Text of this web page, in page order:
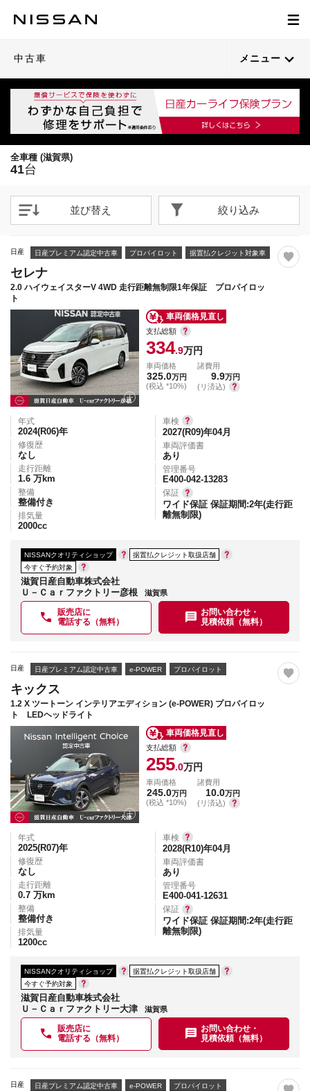
中古車 メニュー
全車種 (滋賀県)
41台
並び替え 絞り込み
78
閉じる
日産 日産プレミアム認定中古車 プロパイロット 据置払クレジット対象車
セレナ
2.0 ハイウェイスターV 4WD 走行距離無制限1年保証 プロパイロッ
ト
車両価格見直し
支払総額
334.9万円
車両価格
325.0万円
(税込 *10%)
諸費用
9.9万円
(リ済込)
年式
2024(R06)年
修復歴
なし
走行距離
1.6 万km
整備
整備付き
排気量
2000cc
車検
2027(R09)年04月
車両評価書
あり
管理番号
E400-042-13283
保証
ワイド保証 保証期間:2年(走行距
離無制限)
NISSANクオリティショップ
据置払クレジット取扱店舗
今すぐ予約対象
滋賀日産自動車株式会社
Ｕ－Ｃａｒファクトリー彦根
滋賀県
販売店に
電話する（無料）
お問い合わせ・
見積依頼（無料）
63
閉じる
日産 日産プレミアム認定中古車 e-POWER プロパイロット
キックス
1.2 X ツートーン インテリアエディション (e-POWER) プロパイロッ
ト LEDヘッドライト
車両価格見直し
支払総額
255.0万円
車両価格
245.0万円
(税込 *10%)
諸費用
10.0万円
(リ済込)
年式
2025(R07)年
修復歴
なし
走行距離
0.7 万km
整備
整備付き
排気量
1200cc
車検
2028(R10)年04月
車両評価書
あり
管理番号
E400-041-12631
保証
ワイド保証 保証期間:2年(走行距
離無制限)
NISSANクオリティショップ
据置払クレジット取扱店舗
今すぐ予約対象
滋賀日産自動車株式会社
Ｕ－Ｃａｒファクトリー大津
滋賀県
販売店に
電話する（無料）
お問い合わせ・
見積依頼（無料）
63
閉じる
日産 日産プレミアム認定中古車 e-POWER プロパイロット
71
閉じる 70
閉じる 73
閉じる 73
閉じる 41
閉じる 63
閉じる 74
閉じる 65
閉じる 72
閉じる 80
閉じる 79
閉じる 69
閉じる 78
閉じる 34
閉じる 70
閉じる 64
閉じる 76
閉じる